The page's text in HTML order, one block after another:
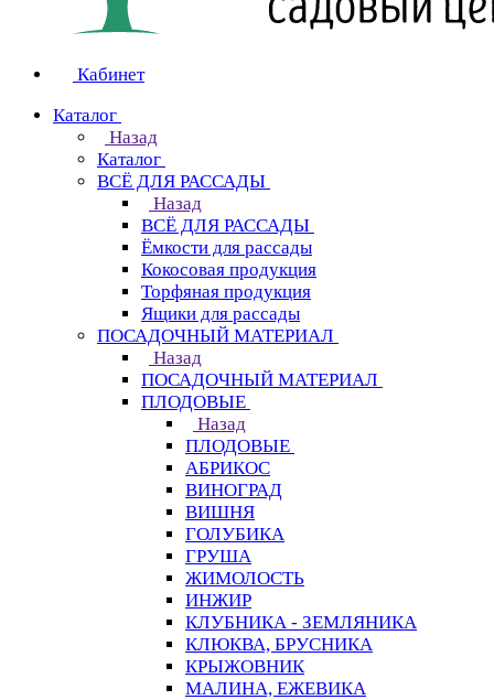
Кабинет
Каталог
Назад
Каталог
ВСЁ ДЛЯ РАССАДЫ
Назад
ВСЁ ДЛЯ РАССАДЫ
Ёмкости для рассады
Кокосовая продукция
Торфяная продукция
Ящики для рассады
ПОСАДОЧНЫЙ МАТЕРИАЛ
Назад
ПОСАДОЧНЫЙ МАТЕРИАЛ
ПЛОДОВЫЕ
Назад
ПЛОДОВЫЕ
АБРИКОС
ВИНОГРАД
ВИШНЯ
ГОЛУБИКА
ГРУША
ЖИМОЛОСТЬ
ИНЖИР
КЛУБНИКА - ЗЕМЛЯНИКА
КЛЮКВА, БРУСНИКА
КРЫЖОВНИК
МАЛИНА, ЕЖЕВИКА